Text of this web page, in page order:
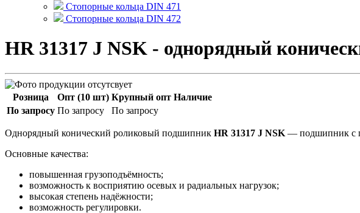
Стопорные кольца DIN 471
Стопорные кольца DIN 472
HR 31317 J NSK - однорядный
Розница Опт (10 шт) Крупный опт Наличие
По запросу По запросу По запросу
Однорядный конический роликовый подшипник HR 31317 J NSK — подшипник с
Основные качества:
повышенная грузоподъёмность;
возможность к восприятию осевых и радиальных нагрузок;
высокая степень надёжности;
возможность регулировки.